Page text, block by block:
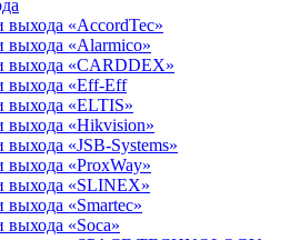
выхода «AccordTec»
выхода «Alarmico»
выхода «CARDDEX»
выхода «Eff-Eff
выхода «ELTIS»
выхода «Hikvision»
«JSB-Systems»
выхода «ProxWay»
выхода «SLINEX»
«Smartec»
«Soca»